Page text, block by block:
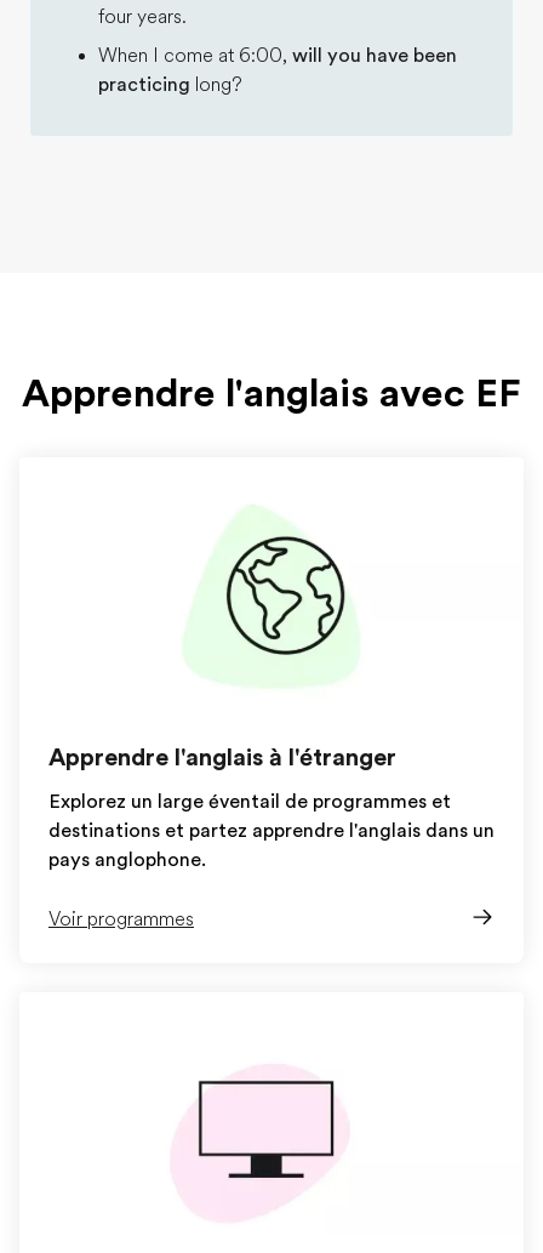
four years.
When I come at 6:00, will you have been
practicing long?
Apprendre l'anglais avec EF
Apprendre l'anglais à l'étranger
Explorez un large éventail de programmes et
destinations et partez apprendre l'anglais dans un
pays anglophone.
Voir programmes